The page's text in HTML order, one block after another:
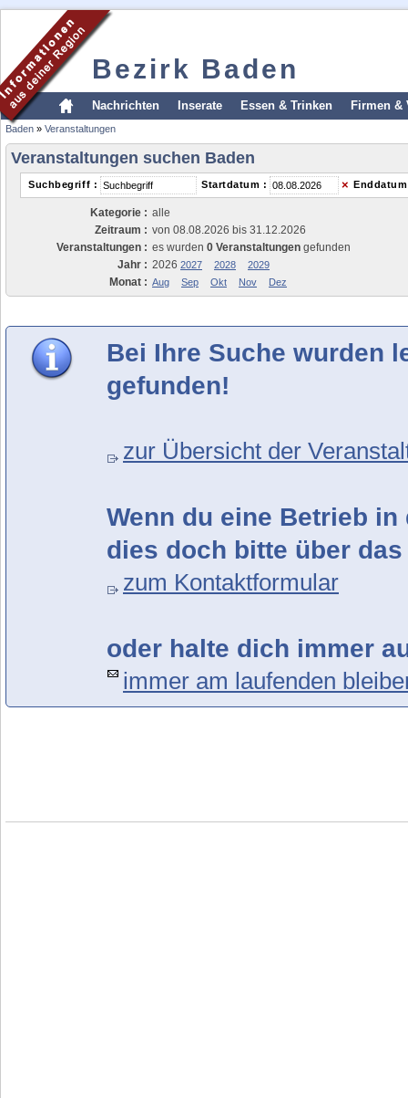
Bezirk Baden
Nachrichten Inserate Essen & Trinken Firmen &
Baden » Veranstaltungen
Veranstaltungen suchen Baden
Suchbegriff : Startdatum : ×
Kategorie : alle
Zeitraum : von 08.08.2026 bis 31.12.2026
Veranstaltungen : es wurden 0 Veranstaltungen gefunden
Jahr : 2026 2027 2028 2029
Monat : Aug Sep Okt Nov Dez
Bei Ihre Suche wurden
gefunden!
zur Übersicht der
Wenn du eine Betrieb
dies doch bitte über
zum Kontaktformular
oder halte dich immer
immer am laufenden